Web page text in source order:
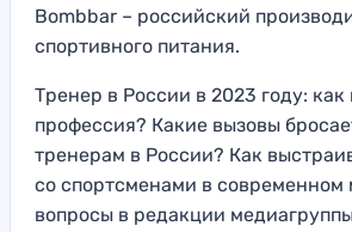
Bombbar – российский
спортивного питания.
Тренер в России в 2023 году:
профессия? Какие вызовы
тренерам в России? Как
со спортсменами в современном
вопросы в редакции